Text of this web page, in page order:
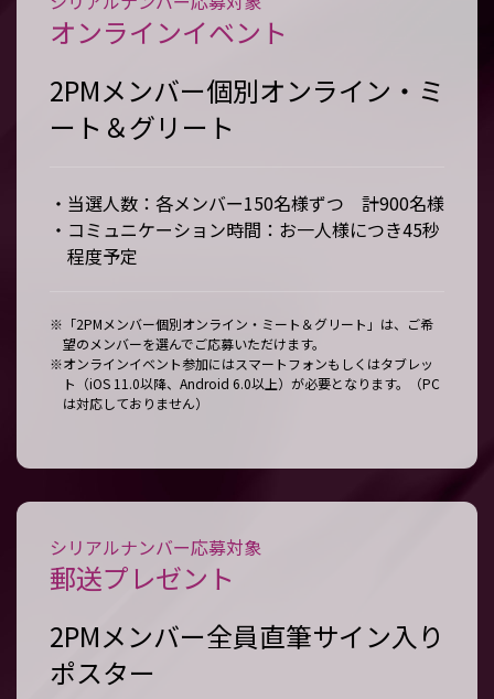
オンラインイベント
2PMメンバー個別オンライン・ミ
ート＆グリート
・当選人数：各メンバー150名様ずつ 計900名様
・コミュニケーション時間：お一人様につき45秒
程度予定
※「2PMメンバー個別オンライン・ミート＆グリート」は、ご希
望のメンバーを選んでご応募いただけます。
※オンラインイベント参加にはスマートフォンもしくはタブレッ
ト（iOS 11.0以降、Android 6.0以上）が必要となります。（PC
は対応しておりません）
シリアルナンバー応募対象
郵送プレゼント
2PMメンバー全員直筆サイン入り
ポスター